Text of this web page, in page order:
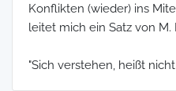
Konflikten (wieder) ins
leitet mich ein Satz von M.
"Sich verstehen, heißt